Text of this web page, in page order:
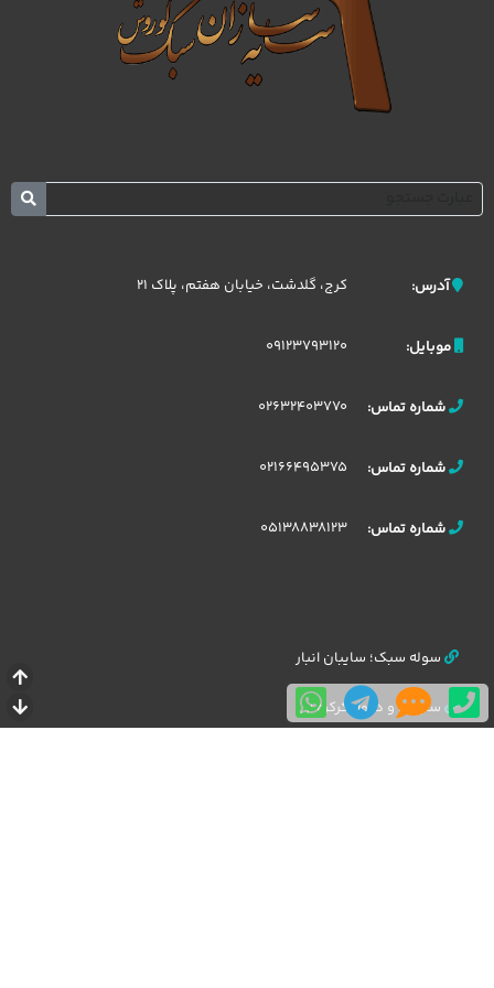
آدرس: کرج، گلدشت، خیابان هفتم، پلاک 21
موبایل: 09123793120
شماره تماس: 02632403770
شماره تماس: 02166495375
شماره تماس: 05138838123
سوله سبک؛ سایبان انبار
سایبان و دیوار کرکره ای